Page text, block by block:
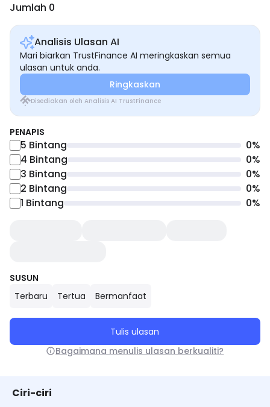
Jumlah 0
Analisis Ulasan AI
Mari biarkan TrustFinance AI meringkaskan semua
ulasan untuk anda.
Ringkaskan
Disediakan oleh Analisis AI TrustFinance
PENAPIS
5 Bintang 0%
4 Bintang 0%
3 Bintang 0%
2 Bintang 0%
1 Bintang 0%
SUSUN
Terbaru
Tertua Bermanfaat
Tulis ulasan
Bagaimana menulis ulasan berkualiti?
Ciri-ciri